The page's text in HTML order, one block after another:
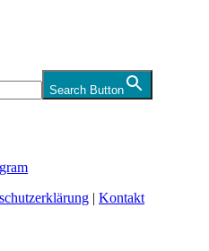
Search Button
| Kontakt